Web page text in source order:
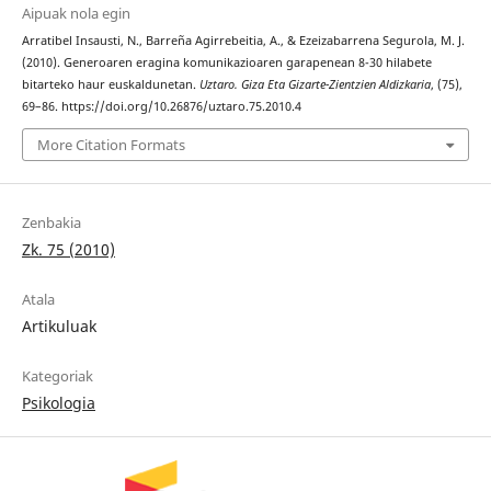
Aipuak nola egin
Arratibel Insausti, N., Barreña Agirrebeitia, A., & Ezeizabarrena Segurola, M. J.
(2010). Generoaren eragina komunikazioaren garapenean 8-30 hilabete
bitarteko haur euskaldunetan. Uztaro. Giza Eta Gizarte-Zientzien Aldizkaria, (75),
69–86. https://doi.org/10.26876/uztaro.75.2010.4
More Citation Formats
Zenbakia
Zk. 75 (2010)
Atala
Artikuluak
Kategoriak
Psikologia